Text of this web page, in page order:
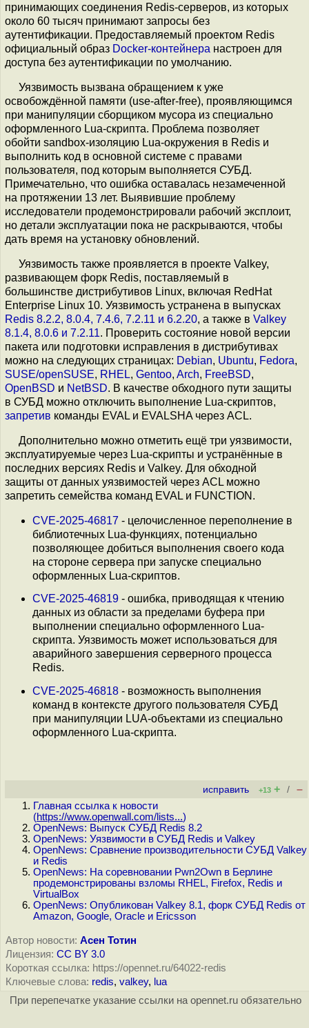
принимающих соединения Redis-серверов, из которых
около 60 тысяч принимают запросы без
аутентификации. Предоставляемый проектом Redis
официальный образ Docker-контейнера настроен для
доступа без аутентификации по умолчанию.
Уязвимость вызвана обращением к уже
освобождённой памяти (use-after-free), проявляющимся
при манипуляции сборщиком мусора из специально
оформленного Lua-скрипта. Проблема позволяет
обойти sandbox-изоляцию Lua-окружения в Redis и
выполнить код в основной системе с правами
пользователя, под которым выполняется СУБД.
Примечательно, что ошибка оставалась незамеченной
на протяжении 13 лет. Выявившие проблему
исследователи продемонстрировали рабочий эксплоит,
но детали эксплуатации пока не раскрываются, чтобы
дать время на установку обновлений.
Уязвимость также проявляется в проекте Valkey,
развивающем форк Redis, поставляемый в
большинстве дистрибутивов Linux, включая RedHat
Enterprise Linux 10. Уязвимость устранена в выпусках
Redis 8.2.2, 8.0.4, 7.4.6, 7.2.11 и 6.2.20, а также в Valkey
8.1.4, 8.0.6 и 7.2.11. Проверить состояние новой версии
пакета или подготовки исправления в дистрибутивах
можно на следующих страницах: Debian, Ubuntu, Fedora,
SUSE/openSUSE, RHEL, Gentoo, Arch, FreeBSD,
OpenBSD и NetBSD. В качестве обходного пути защиты
в СУБД можно отключить выполнение Lua-скриптов,
запретив команды EVAL и EVALSHA через ACL.
Дополнительно можно отметить ещё три уязвимости,
эксплуатируемые через Lua-скрипты и устранённые в
последних версиях Redis и Valkey. Для обходной
защиты от данных уязвимостей через ACL можно
запретить семейства команд EVAL и FUNCTION.
CVE-2025-46817 - целочисленное переполнение в
библиотечных Lua-функциях, потенциально
позволяющее добиться выполнения своего кода
на стороне сервера при запуске специально
оформленных Lua-скриптов.
CVE-2025-46819 - ошибка, приводящая к чтению
данных из области за пределами буфера при
выполнении специально оформленного Lua-
скрипта. Уязвимость может использоваться для
аварийного завершения серверного процесса
Redis.
CVE-2025-46818 - возможность выполнения
команд в контексте другого пользователя СУБД
при манипуляции LUA-объектами из специально
оформленного Lua-скрипта.
исправить +13 + / –
Главная ссылка к новости
(https://www.openwall.com/lists...)
OpenNews: Выпуск СУБД Redis 8.2
OpenNews: Уязвимости в СУБД Redis и Valkey
OpenNews: Сравнение производительности СУБД Valkey
и Redis
OpenNews: На соревновании Pwn2Own в Берлине
продемонстрированы взломы RHEL, Firefox, Redis и
VirtualBox
OpenNews: Опубликован Valkey 8.1, форк СУБД Redis от
Amazon, Google, Oracle и Ericsson
Автор новости: Асен Тотин
Лицензия: CC BY 3.0
Короткая ссылка: https://opennet.ru/64022-redis
Ключевые слова: redis, valkey, lua
При перепечатке указание ссылки на opennet.ru обязательно